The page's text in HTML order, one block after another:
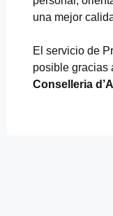
una mejor
El servicio de
posible gracias
Conselleria